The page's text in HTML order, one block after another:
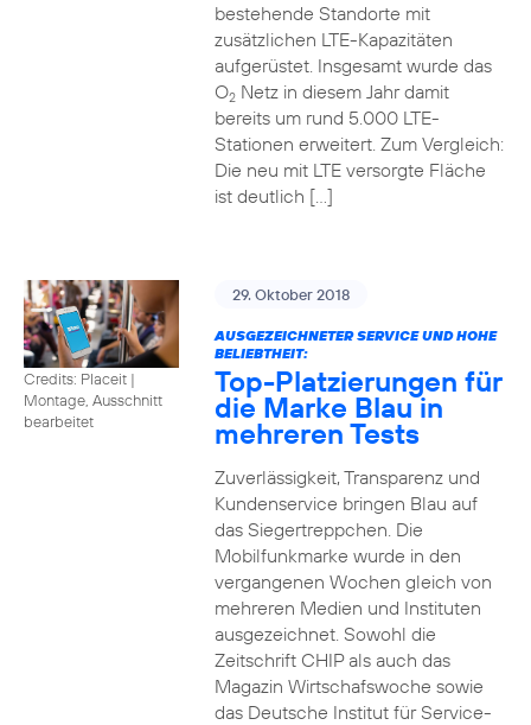
bestehende Standorte mit
zusätzlichen LTE-Kapazitäten
aufgerüstet. Insgesamt wurde das
O2Netz in diesem Jahr damit
bereits um rund 5.000 LTE-
Stationen erweitert. Zum Vergleich:
Die neu mit LTE versorgte Fläche
ist deutlich […]
Credits: Placeit |
Montage, Ausschnitt
bearbeitet
29. Oktober 2018
AUSGEZEICHNETER SERVICE UND HOHE
BELIEBTHEIT:
Top-Platzierungen für
die Marke Blau in
mehreren Tests
Zuverlässigkeit, Transparenz und
Kundenservice bringen Blau auf
das Siegertreppchen. Die
Mobilfunkmarke wurde in den
vergangenen Wochen gleich von
mehreren Medien und Instituten
ausgezeichnet. Sowohl die
Zeitschrift CHIP als auch das
Magazin Wirtschafswoche sowie
das Deutsche Institut für Service-